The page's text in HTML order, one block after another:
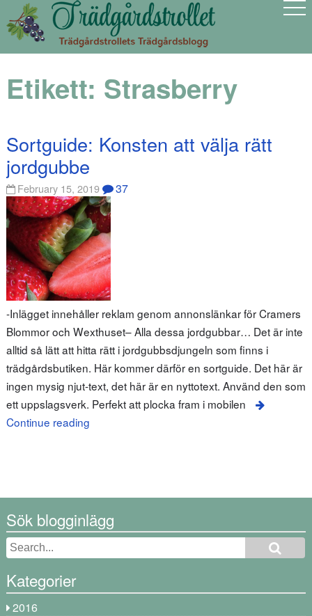
Etikett: Strasberry
Sortguide: Konsten att välja rätt
jordgubbe
February 15, 2019 37
-Inlägget innehåller reklam genom annonslänkar för Cramers
Blommor och Wexthuset– Alla dessa jordgubbar… Det är inte
alltid så lätt att hitta rätt i jordgubbsdjungeln som finns i
trädgårdsbutiken. Här kommer därför en sortguide. Det här är
ingen mysig njut-text, det här är en nyttotext. Använd den som
ett uppslagsverk. Perfekt att plocka fram i mobilen
Continue reading
Sök blogginlägg
Kategorier
2016